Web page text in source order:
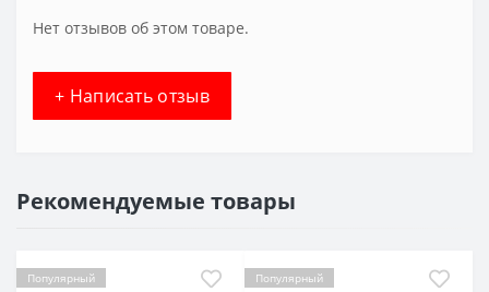
Нет отзывов об этом товаре.
+ Написать отзыв
Рекомендуемые товары
Популярный
Популярный